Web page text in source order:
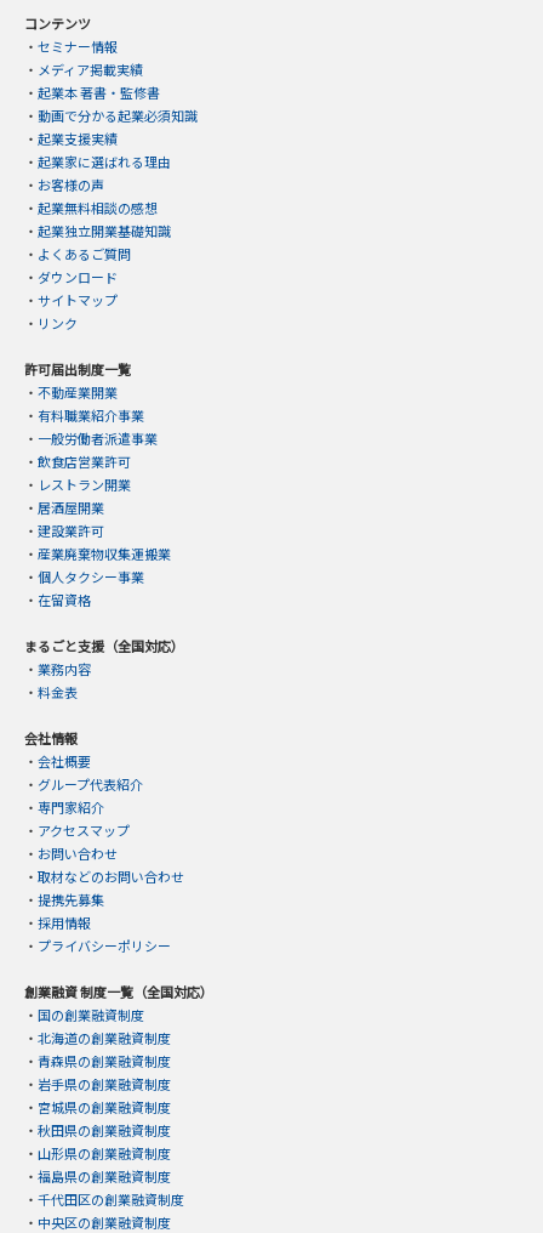
コンテンツ
・ セミナー情報
・ メディア掲載実績
・ 起業本 著書・監修書
・ 動画で分かる起業必須知識
・ 起業支援実績
・ 起業家に選ばれる理由
・ お客様の声
・ 起業無料相談の感想
・ 起業独立開業基礎知識
・ よくあるご質問
・ ダウンロード
・ サイトマップ
・ リンク
許可届出制度一覧
・ 不動産業開業
・ 有料職業紹介事業
・ 一般労働者派遣事業
・ 飲食店営業許可
・ レストラン開業
・ 居酒屋開業
・ 建設業許可
・ 産業廃棄物収集運搬業
・ 個人タクシー事業
・ 在留資格
まるごと支援（全国対応）
・ 業務内容
・ 料金表
会社情報
・ 会社概要
・ グループ代表紹介
・ 専門家紹介
・ アクセスマップ
・ お問い合わせ
・ 取材などのお問い合わせ
・ 提携先募集
・ 採用情報
・ プライバシーポリシー
創業融資 制度一覧（全国対応）
・ 国の創業融資制度
・ 北海道の創業融資制度
・ 青森県の創業融資制度
・ 岩手県の創業融資制度
・ 宮城県の創業融資制度
・ 秋田県の創業融資制度
・ 山形県の創業融資制度
・ 福島県の創業融資制度
・ 千代田区の創業融資制度
・ 中央区の創業融資制度